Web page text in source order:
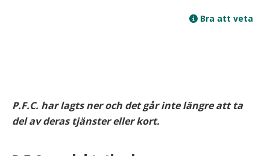
Bra att veta
P.F.C. har lagts ner och det går inte längre att ta
del av deras tjänster eller kort.